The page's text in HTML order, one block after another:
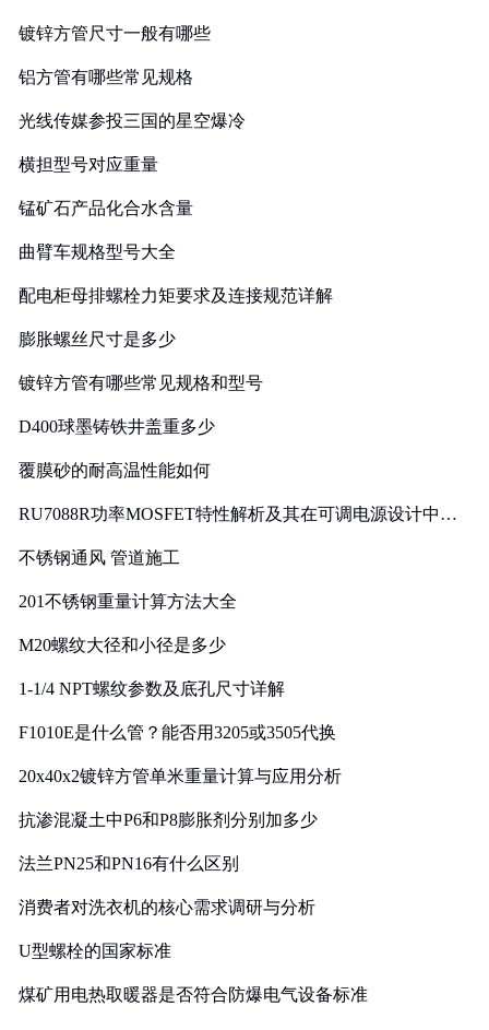
镀锌方管尺寸一般有哪些
铝方管有哪些常见规格
光线传媒参投三国的星空爆冷
横担型号对应重量
锰矿石产品化合水含量
曲臂车规格型号大全
配电柜母排螺栓力矩要求及连接规范详解
膨胀螺丝尺寸是多少
镀锌方管有哪些常见规格和型号
D400球墨铸铁井盖重多少
覆膜砂的耐高温性能如何
RU7088R功率MOSFET特性解析及其在可调电源设计中的
不锈钢通风 管道施工
201不锈钢重量计算方法大全
M20螺纹大径和小径是多少
1-1/4 NPT螺纹参数及底孔尺寸详解
F1010E是什么管？能否用3205或3505代换
20x40x2镀锌方管单米重量计算与应用分析
抗渗混凝土中P6和P8膨胀剂分别加多少
法兰PN25和PN16有什么区别
消费者对洗衣机的核心需求调研与分析
U型螺栓的国家标准
煤矿用电热取暖器是否符合防爆电气设备标准